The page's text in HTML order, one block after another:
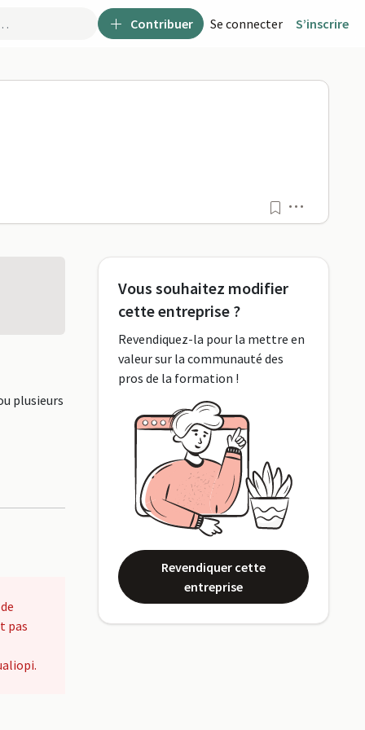
Contribuer Se connecter S’inscrire
plusieurs
pas
Vous souhaitez modifier
cette entreprise ?
Revendiquez-la pour la mettre en
valeur sur la communauté des
pros de la formation !
Revendiquer cette
entreprise